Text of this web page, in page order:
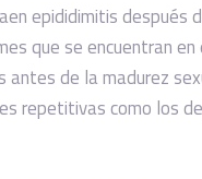
epididimitis
que se encuentran
antes de la madurez
repetitivas como los